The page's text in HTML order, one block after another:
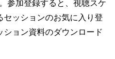
参加登録すると、視聴スケ
セッションのお気に入り登
ョン資料のダウンロード